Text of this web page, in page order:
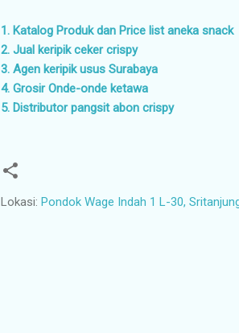
1. Katalog Produk dan Price list aneka snack
2. Jual keripik ceker crispy
3. Agen keripik usus Surabaya
4. Grosir Onde-onde ketawa
5. Distributor pangsit abon crispy
Lokasi: Pondok Wage Indah 1 L-30,